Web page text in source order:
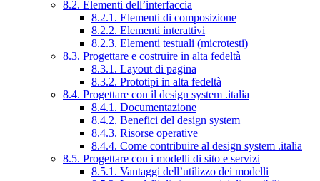
8.2. Elementi dell’interfaccia
8.2.1. Elementi di composizione
8.2.2. Elementi interattivi
8.2.3. Elementi testuali (microtesti)
8.3. Progettare e costruire in alta fedeltà
8.3.1. Layout di pagina
8.3.2. Prototipi in alta fedeltà
8.4. Progettare con il design system .italia
8.4.1. Documentazione
8.4.2. Benefici del design system
8.4.3. Risorse operative
8.4.4. Come contribuire al design system .italia
8.5. Progettare con i modelli di sito e servizi
8.5.1. Vantaggi dell’utilizzo dei modelli